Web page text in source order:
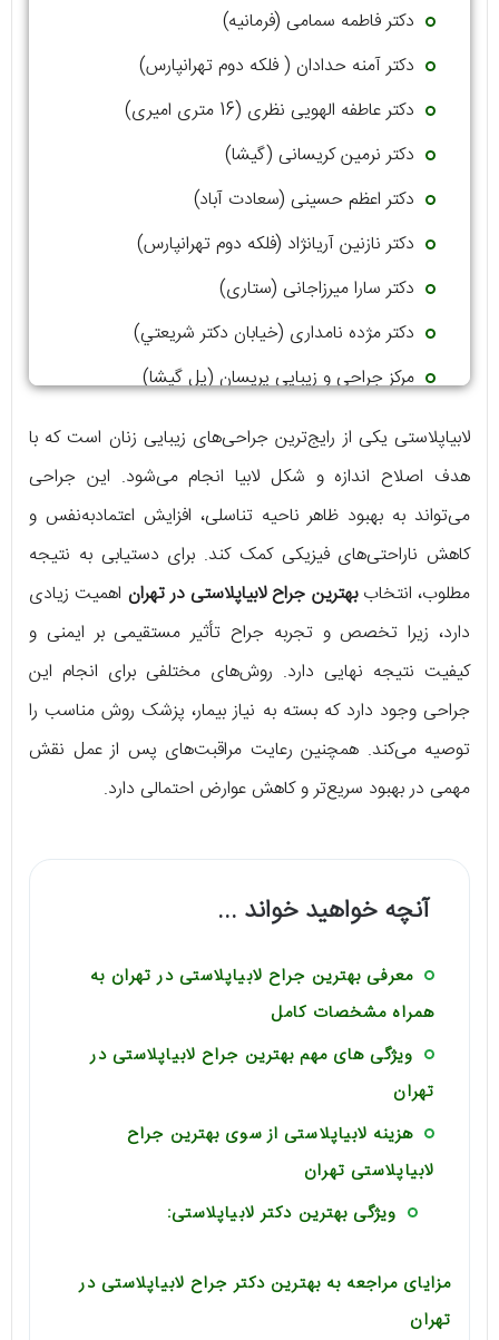
دکتر فاطمه سمامی (فرمانیه)
دکتر آمنه حدادان ( فلکه دوم تهرانپارس)
دکتر عاطفه الهویی نظری (16 متری امیری)
دکتر نرمین کریسانی (گیشا)
دکتر اعظم حسینی (سعادت آباد)
دکتر نازنین آریانژاد (فلكه دوم تهرانپارس)
دکتر سارا میرزاجانی (ستاری)
دکتر مژده نامداری (خيابان دكتر شريعتي)
مركز جراحى و زيبايى پريسان (پل گيشا)
لابیاپلاستی یکی از رایج‌ترین جراحی‌های زیبایی زنان است که با
هدف اصلاح اندازه و شکل لابیا انجام می‌شود. این جراحی
می‌تواند به بهبود ظاهر ناحیه تناسلی، افزایش اعتمادبه‌نفس و
کاهش ناراحتی‌های فیزیکی کمک کند. برای دستیابی به نتیجه
مطلوب، انتخاببهترین جراح لابیاپلاستی در تهران اهمیت زیادی
دارد، زیرا تخصص و تجربه جراح تأثیر مستقیمی بر ایمنی و
کیفیت نتیجه نهایی دارد. روش‌های مختلفی برای انجام این
جراحی وجود دارد که بسته به نیاز بیمار، پزشک روش مناسب را
توصیه می‌کند. همچنین رعایت مراقبت‌های پس از عمل نقش
مهمی در بهبود سریع‌تر و کاهش عوارض احتمالی دارد.
آنچه خواهید خواند ...
معرفی بهترین جراح لابیاپلاستی در تهران به
همراه مشخصات کامل
ویژگی های مهم بهترین جراح لابیاپلاستی در
تهران
هزینه لابیاپلاستی از سوی بهترین جراح
لابیاپلاستی تهران
ویژگی بهترین دکتر لابیاپلاستی:
مزایای مراجعه به بهترین دکتر جراح لابیاپلاستی در
تهران